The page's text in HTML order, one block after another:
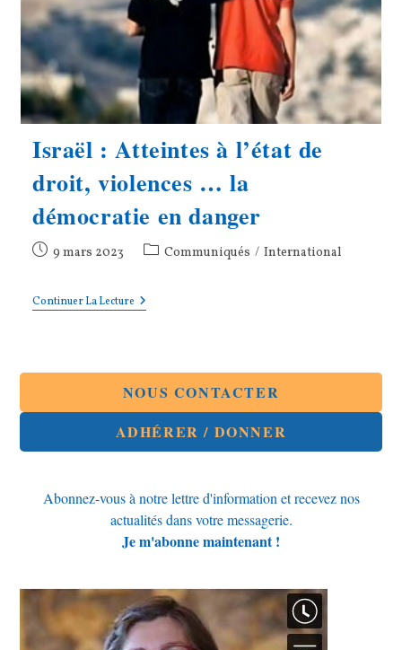
Israël : Atteintes à l’état de
droit, violences … la
démocratie en danger
Publication
9 mars 2023
PostCommuniqués / International
Continuer La LectureIsraël
:
De
Droit,
Violences
…
La
NOUS CONTACTER
ADHÉRER / DONNER
Abonnez-vous à notre lettre d'information et recevez nos
actualités dans votre messagerie.
Je m'abonne maintenant !